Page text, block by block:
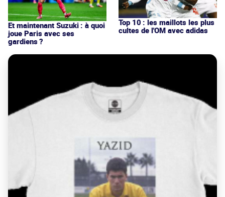
Et maintenant Suzuki : à quoi
joue Paris avec ses
gardiens ?
Top 10 : les maillots les plus
cultes de l'OM avec adidas